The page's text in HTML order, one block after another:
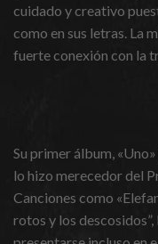
cuidado y creativo
como en sus letras. La
fuerte conexión con la
Su primer álbum,
lo hizo merecedor del
Canciones como
rotos y los